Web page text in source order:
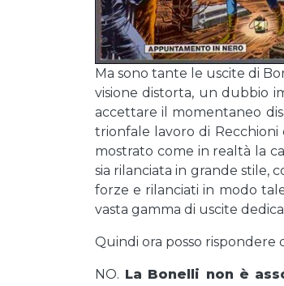
Ma sono tante le uscite di
visione distorta, un dubbio
accettare il momentaneo
trionfale lavoro di Recchioni
mostrato come in realtà la
sia rilanciata in grande stile,
forze e rilanciati in modo
vasta gamma di uscite
Quindi ora posso rispondere
NO. La Bonelli non è